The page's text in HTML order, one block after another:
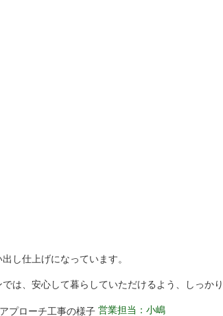
し仕上げになっています。
は、安心して暮らしていただけるよう、しっか
営業担当：小嶋